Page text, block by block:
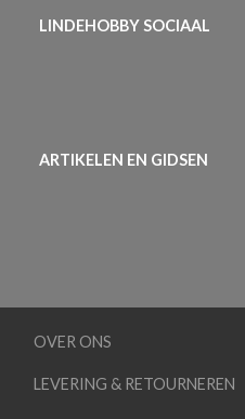
LINDEHOBBY SOCIAAL
ARTIKELEN EN GIDSEN
OVER ONS
LEVERING & RETOURNEREN